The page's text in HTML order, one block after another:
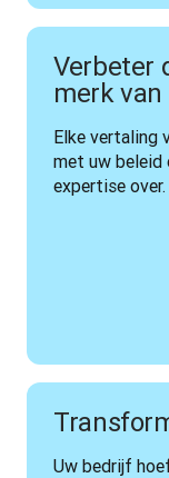
Verbeter
merk
Elke vertaling
met uw beleid
expertise over.
Uw bedrijf